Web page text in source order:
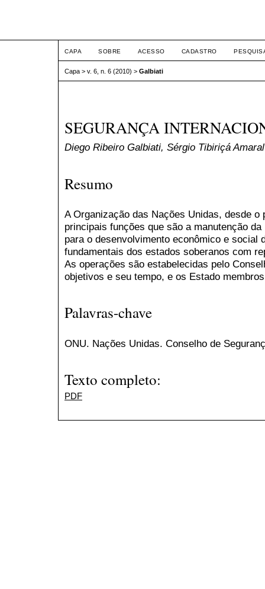
CAPA SOBRE ACESSO CADASTRO
Capa > v. 6, n. 6 (2010) > Galbiati
SEGURANÇA
Diego Ribeiro Galbiati, Sérgio Tibiriçá Amaral
Resumo
A Organização das Nações Unidas, desde
principais funções que são a manutenção
para o desenvolvimento econômico e social
fundamentais dos estados soberanos com
As operações são estabelecidas pelo
objetivos e seu tempo, e os Estado
Palavras-chave
ONU. Nações Unidas. Conselho de
Texto completo:
PDF